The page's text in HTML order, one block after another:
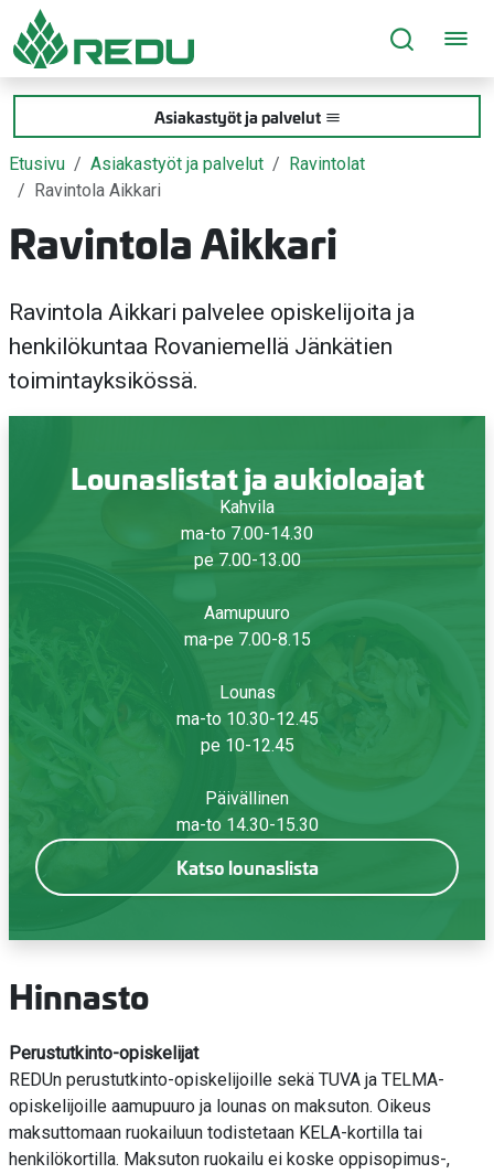
Siirry sivusisältöön
Asiakastyöt ja palvelut
Etusivu Asiakastyöt ja palvelut
Ravintolat
Ravintola Aikkari
Ravintola Aikkari
Ravintola Aikkari palvelee opiskelijoita ja
henkilökuntaa Rovaniemellä Jänkätien
toimintayksikössä.
Lounaslistat ja aukioloajat
Kahvila
ma-to 7.00-14.30
pe 7.00-13.00
Aamupuuro
ma-pe 7.00-8.15
Lounas
ma-to 10.30-12.45
pe 10-12.45
Päivällinen
ma-to 14.30-15.30
Katso lounaslista
Hinnasto
Perustutkinto-opiskelijat
REDUn perustutkinto-opiskelijoille sekä TUVA ja TELMA-
opiskelijoille aamupuuro ja lounas on maksuton. Oikeus
maksuttomaan ruokailuun todistetaan KELA-kortilla tai
henkilökortilla. Maksuton ruokailu ei koske oppisopimus-,